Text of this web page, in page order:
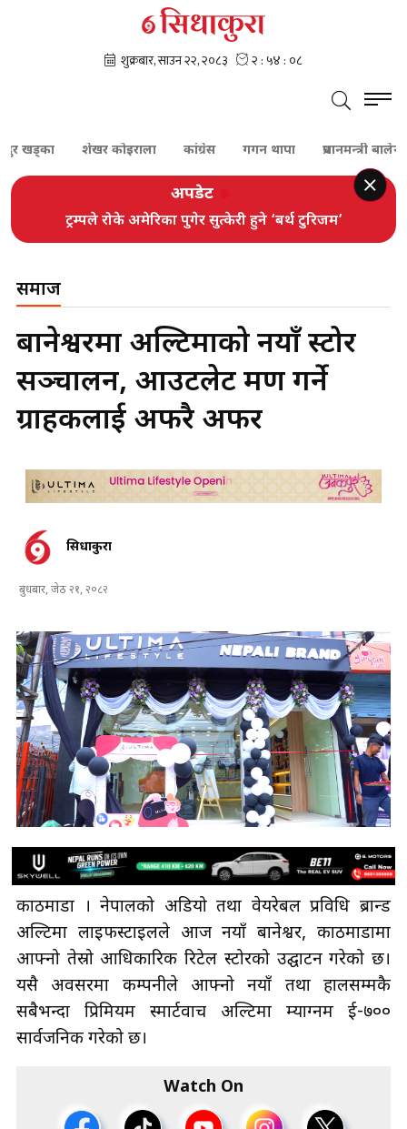
खड्का शेखर कोइराला कांग्रेस गगन थापा प्रधानमन्त्री बालेन
अपडेट
ट्रम्पले रोके अमेरिका पुगेर सुत्केरी हुने ‘बर्थ टुरिजम’
समाज
बानेश्वरमा अल्टिमाको नयाँ स्टोर
सञ्चालन, आउटलेट भ्रमण गर्ने
ग्राहकलाई अफरै अफर
सिधाकुरा
बुधबार, जेठ २१, २०८२
काठमाडौँ । नेपालको अडियो तथा वेयरेबल प्रविधि ब्रान्ड
अल्टिमा लाइफस्टाइलले आज नयाँ बानेश्वर, काठमाडौँमा
आफ्नो तेस्रो आधिकारिक रिटेल स्टोरको उद्घाटन गरेको छ।
यसै अवसरमा कम्पनीले आफ्नो नयाँ तथा हालसम्मकै
सबैभन्दा प्रिमियम स्मार्टवाच अल्टिमा म्याग्नम ई-७००
सार्वजनिक गरेको छ।
Watch On